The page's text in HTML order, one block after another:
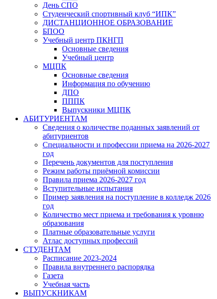
День СПО
Студенческий спортивный клуб “ИПК”
ДИСТАНЦИОННОЕ ОБРАЗОВАНИЕ
БПОО
Учебный центр ПКНГП
Основные сведения
Учебный центр
МЦПК
Основные сведения
Информация по обучению
ДПО
ПППК
Выпускники МЦПК
АБИТУРИЕНТАМ
Сведения о количестве поданных заявлений от
абитуриентов
Специальности и профессии приема на 2026-2027
год
Перечень документов для поступления
Режим работы приёмной комиссии
Правила приема 2026-2027 год
Вступительные испытания
Пример заявления на поступление в колледж 2026
год
Количество мест приема и требования к уровню
образования
Платные образовательные услуги
Атлас доступных профессий
СТУДЕНТАМ
Расписание 2023-2024
Правила внутреннего распорядка
Газета
Учебная часть
ВЫПУСКНИКАМ